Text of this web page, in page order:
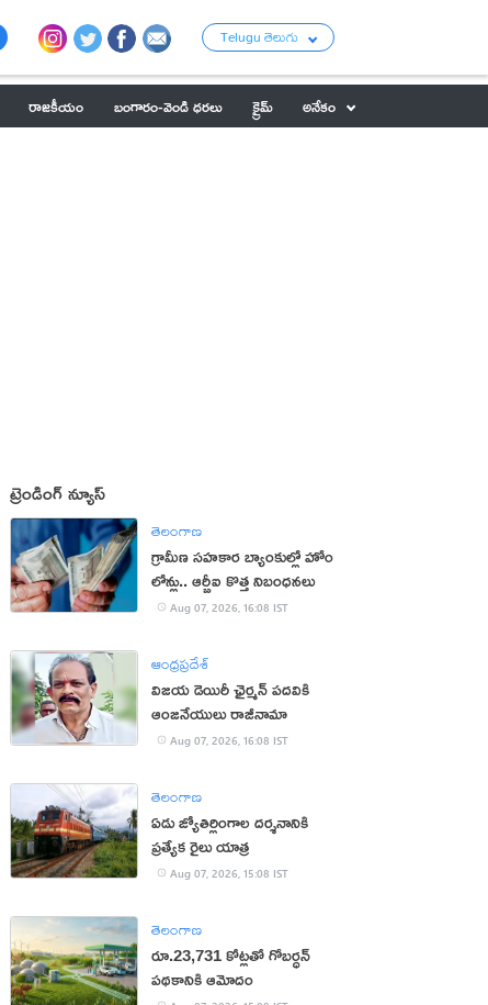
Telugu తెలుగు
రాజకీయం బంగారం-వెండి ధరలు క్రైమ్
అనేకం
ట్రెండింగ్ న్యూస్
తెలంగాణ
గ్రామీణ సహకార బ్యాంకుల్లో హోం
లోన్లు.. ఆర్బీఐ కొత్త నిబంధనలు
Aug 07, 2026, 16:08 IST
ఆంధ్రప్రదేశ్
విజయ డెయిరీ ఛైర్మన్ పదవికి
ఆంజనేయులు రాజీనామా
Aug 07, 2026, 16:08 IST
తెలంగాణ
ఏడు జ్యోతిర్లింగాల దర్శనానికి
ప్రత్యేక రైలు యాత్ర
Aug 07, 2026, 15:08 IST
తెలంగాణ
రూ.23,731 కోట్లతో గోబర్ధన్
పథకానికి ఆమోదం